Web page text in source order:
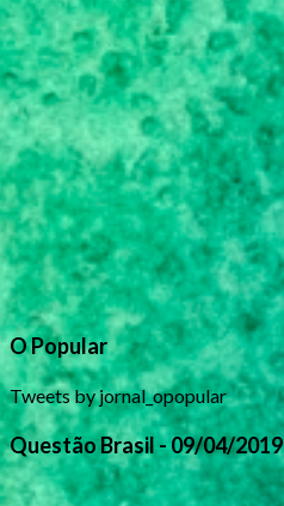
O Popular
Tweets by jornal_opopular
Questão Brasil - 09/04/2019